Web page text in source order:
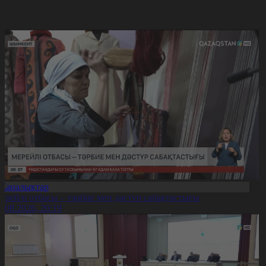
отбасы – тәрбие мен дәстүр сабақтастығы
20:19